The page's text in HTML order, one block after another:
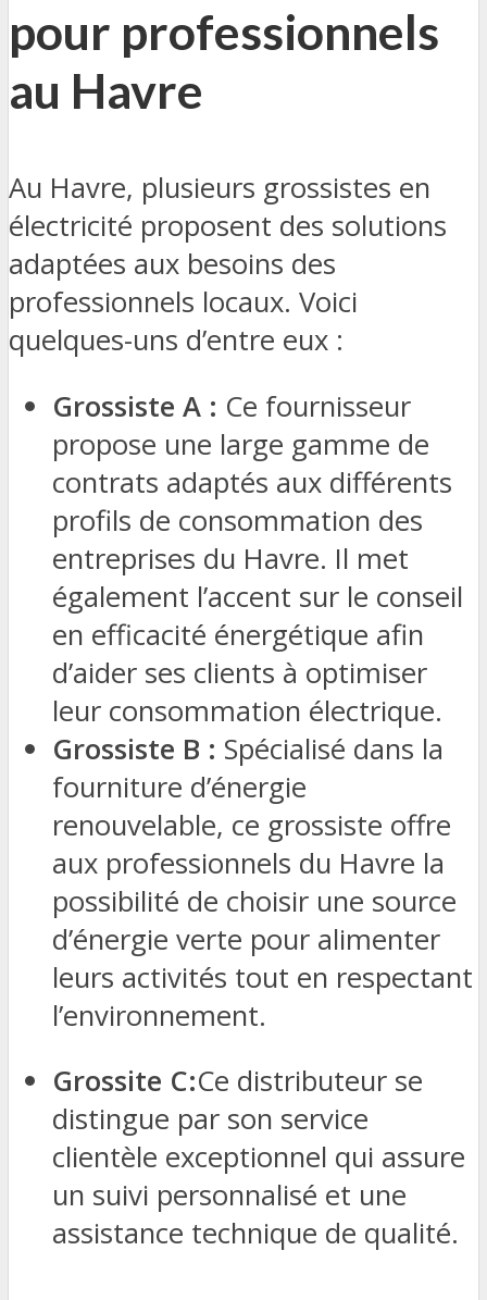
pour professionnels
au Havre
Au Havre, plusieurs grossistes en
électricité proposent des solutions
adaptées aux besoins des
professionnels locaux. Voici
quelques-uns d’entre eux :
Grossiste A : Ce fournisseur
propose une large gamme de
contrats adaptés aux différents
profils de consommation des
entreprises du Havre. Il met
également l’accent sur le conseil
en efficacité énergétique afin
d’aider ses clients à optimiser
leur consommation électrique.
Grossiste B : Spécialisé dans la
fourniture d’énergie
renouvelable, ce grossiste offre
aux professionnels du Havre la
possibilité de choisir une source
d’énergie verte pour alimenter
leurs activités tout en respectant
l’environnement.
Grossite C:Ce distributeur se
distingue par son service
clientèle exceptionnel qui assure
un suivi personnalisé et une
assistance technique de qualité.